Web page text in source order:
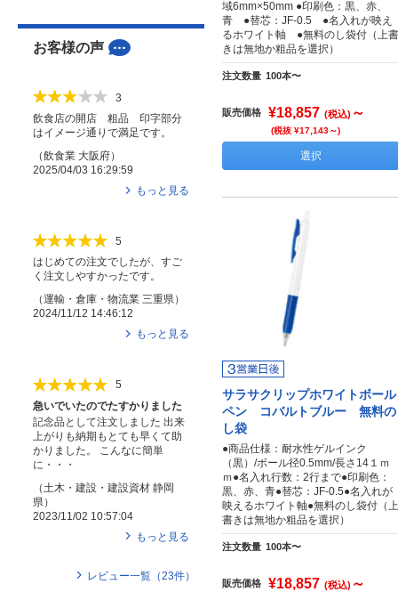
域6mm×50mm ●印刷色：黒、赤、
青 ●替芯：JF-0.5 ●名入れが映え
るホワイト軸 ●無料のし袋付（上書
きは無地か粗品を選択）
注文数量 100本〜
販売価格 ¥18,857 (税込) ～
(税抜 ¥17,143～)
選択
サラサクリップホワイトボール
ペン コバルトブルー 無料の
し袋
●商品仕様：耐水性ゲルインク
（黒）/ボール径0.5mm/長さ14１ｍ
ｍ●名入れ行数：2行まで●印刷色：
黒、赤、青●替芯：JF-0.5●名入れが
映えるホワイト軸●無料のし袋付（上
書きは無地か粗品を選択）
注文数量 100本〜
販売価格 ¥18,857 (税込) ～
お客様の声
3
飲食店の開店 粗品 印字部分
はイメージ通りで満足です。
（飲食業 大阪府）
2025/04/03 16:29:59
もっと見る
5
はじめての注文でしたが、すご
く注文しやすかったです。
（運輸・倉庫・物流業 三重県）
2024/11/12 14:46:12
もっと見る
5
急いでいたのでたすかりました
記念品として注文しました 出来
上がりも納期もとても早くて助
かりました。 こんなに簡単
に・・・
（ 土木・建設・建設資材 静岡
県 ）
2023/11/02 10:57:04
もっと見る
レビュー一覧（23件）